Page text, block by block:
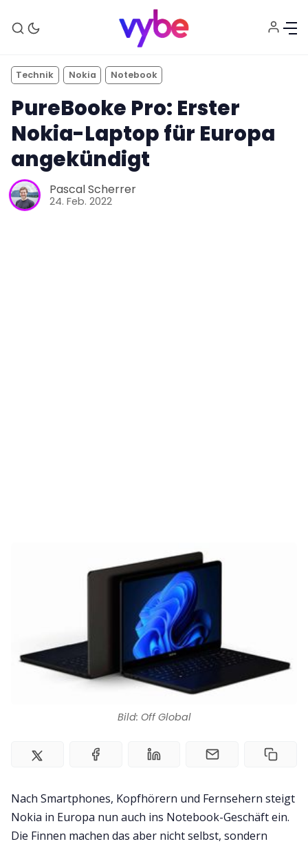
Zusammenarbeit
Kontakt
Impressum
Bild: Off Global
Technik Nokia Notebook
PureBooke Pro: Erster
Nokia-Laptop für Europa
angekündigt
Pascal Scherrer
24. Feb. 2022
Nach Smartphones, Kopfhörern und Fernsehern steigt
Nokia in Europa nun auch ins Notebook-Geschäft ein.
Die Finnen machen das aber nicht selbst, sondern